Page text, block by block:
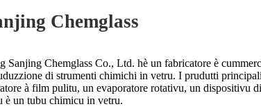
Chemglass
Sanjing Chemglass Co., Ltd. hè un fabricatore è
di strumenti chimichi in vetru. I prudutti
à film pulitu, un evaporatore rotativu, un dispositivu
è un tubu chimicu in vetru.